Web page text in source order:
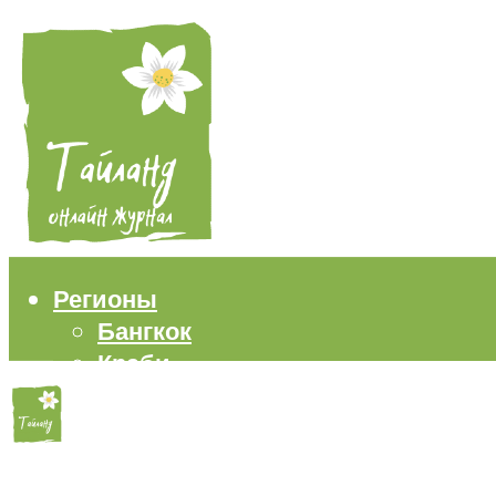
Регионы
Бангкок
Краби